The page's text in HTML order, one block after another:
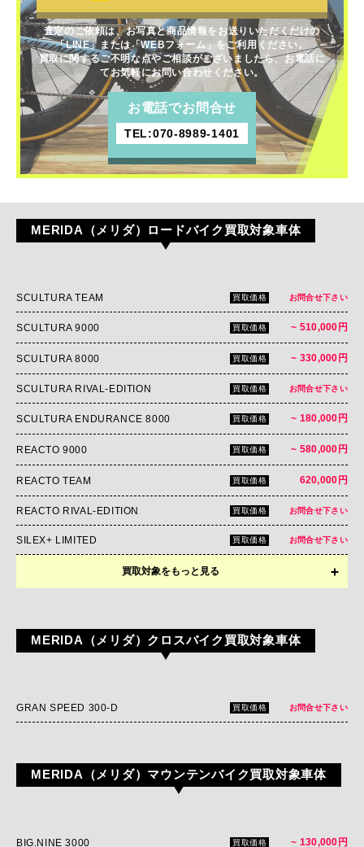
査定のご依頼は、お写真と商品情報をお送りいただくだけの
「LINE」または「WEBフォーム」をご利用ください。
買取に関するご不明な点やご相談がございましたら、お電話に
てお気軽にお問い合わせください。
お電話でお問合せ
TEL:070-8989-1401
MERIDA（メリダ）ロードバイク買取対象車体
SCULTURA TEAM 買取価格 お問合せ下さい
SCULTURA 9000 買取価格 ~ 510,000円
SCULTURA 8000 買取価格 ~ 330,000円
SCULTURA RIVAL-EDITION 買取価格 お問合せ下さい
SCULTURA ENDURANCE 8000 買取価格 ~ 180,000円
REACTO 9000 買取価格 ~ 580,000円
REACTO TEAM 買取価格 620,000円
REACTO RIVAL-EDITION 買取価格 お問合せ下さい
SILEX+ LIMITED 買取価格 お問合せ下さい
買取対象をもっと見る
SCULTURA 4000 買取価格 お問合せ下さい
MERIDA（メリダ）クロスバイク買取対象車体
GRAN SPEED 300-D 買取価格 お問合せ下さい
MERIDA（メリダ）マウンテンバイク買取対象車体
BIG.NINE 3000 買取価格 ~ 130,000円